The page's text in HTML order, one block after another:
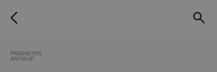
PRODUCTOS
ANTISLIP